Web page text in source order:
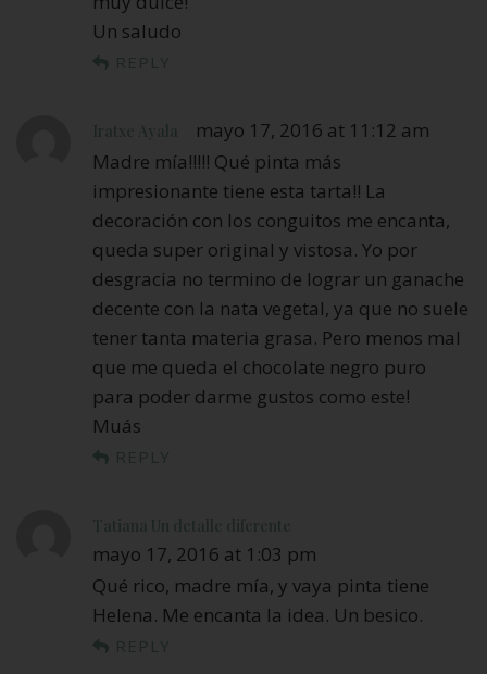
Un saludo
REPLY
Iratxe Ayala
mayo 17, 2016 at 11:12 am
Madre mía!!!!! Qué pinta más
impresionante tiene esta tarta!! La
decoración con los conguitos me encanta,
queda super original y vistosa. Yo por
desgracia no termino de lograr un ganache
decente con la nata vegetal, ya que no suele
tener tanta materia grasa. Pero menos mal
que me queda el chocolate negro puro
para poder darme gustos como este!
Muás
REPLY
Tatiana Un detalle diferente
mayo 17, 2016 at 1:03 pm
Qué rico, madre mía, y vaya pinta tiene
Helena. Me encanta la idea. Un besico.
REPLY